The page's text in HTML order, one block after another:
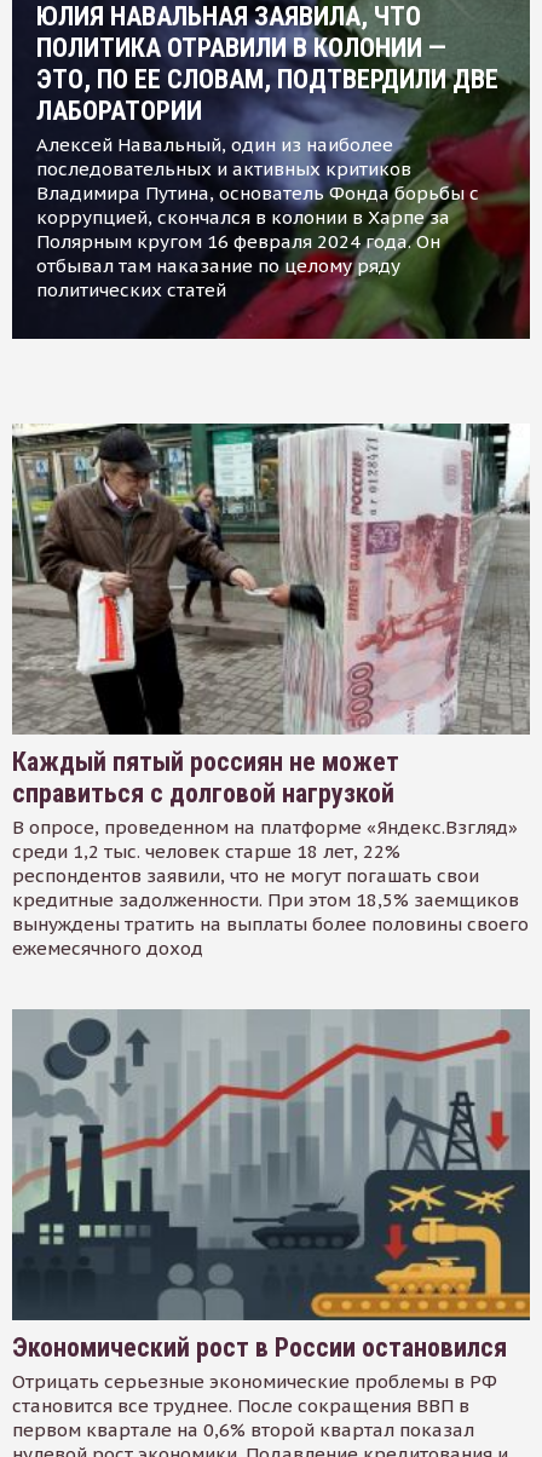
ЮЛИЯ НАВАЛЬНАЯ ЗАЯВИЛА, ЧТО
ПОЛИТИКА ОТРАВИЛИ В КОЛОНИИ —
ЭТО, ПО ЕЕ СЛОВАМ, ПОДТВЕРДИЛИ ДВЕ
ЛАБОРАТОРИИ
Алексей Навальный, один из наиболее
последовательных и активных критиков
Владимира Путина, основатель Фонда борьбы с
коррупцией, скончался в колонии в Харпе за
Полярным кругом 16 февраля 2024 года. Он
отбывал там наказание по целому ряду
политических статей
Каждый пятый россиян не может
справиться с долговой нагрузкой
В опросе, проведенном на платформе «Яндекс.Взгляд»
среди 1,2 тыс. человек старше 18 лет, 22%
респондентов заявили, что не могут погашать свои
кредитные задолженности. При этом 18,5% заемщиков
вынуждены тратить на выплаты более половины своего
ежемесячного доход
Экономический рост в России остановился
Отрицать серьезные экономические проблемы в РФ
становится все труднее. После сокращения ВВП в
первом квартале на 0,6% второй квартал показал